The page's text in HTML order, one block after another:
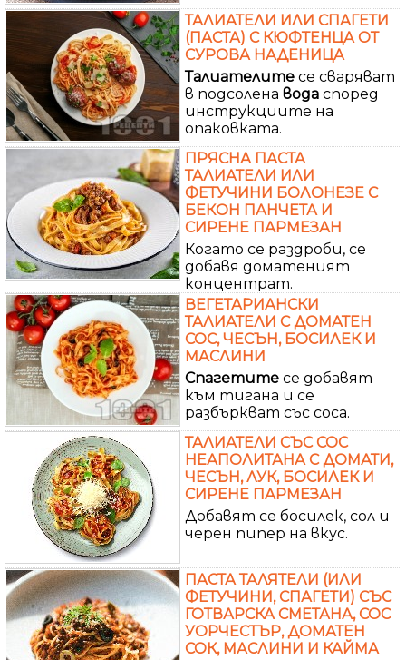
ТАЛИАТЕЛИ ИЛИ СПАГЕТИ
(ПАСТА) С КЮФТЕНЦА ОТ
СУРОВА НАДЕНИЦА
Талиателите се сваряват
в подсолена вода според
инструкциите на
опаковката.
ПРЯСНА ПАСТА
ТАЛИАТЕЛИ ИЛИ
ФЕТУЧИНИ БОЛОНЕЗЕ С
БЕКОН ПАНЧЕТА И
СИРЕНЕ ПАРМЕЗАН
Когато се раздроби, се
добавя доматеният
концентрат.
ВЕГЕТАРИАНСКИ
ТАЛИАТЕЛИ С ДОМАТЕН
СОС, ЧЕСЪН, БОСИЛЕК И
МАСЛИНИ
Спагетите се добавят
към тигана и се
разбъркват със соса.
ТАЛИАТЕЛИ СЪС СОС
НЕАПОЛИТАНА С ДОМАТИ,
ЧЕСЪН, ЛУК, БОСИЛЕК И
СИРЕНЕ ПАРМЕЗАН
Добавят се босилек, сол и
черен пипер на вкус.
ПАСТА ТАЛЯТЕЛИ (ИЛИ
ФЕТУЧИНИ, СПАГЕТИ) СЪС
ГОТВАРСКА СМЕТАНА, СОС
УОРЧЕСТЪР, ДОМАТЕН
СОК, МАСЛИНИ И КАЙМА